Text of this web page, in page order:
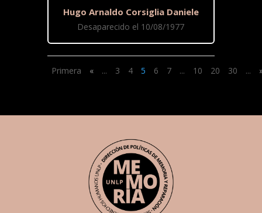
Hugo Arnaldo Corsiglia Daniele
Desaparecido el 10/08/1977
Primera « ... 3 4 5 6 7 ... 10 20 30 ...